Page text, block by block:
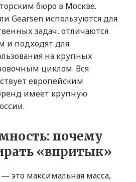
бюро в Москве.
Gearsen используются для
задач, отличаются
и подходят для
на крупных
циклом. Вся
европейским
имеет крупную
почему
«впритык»
это максимальная масса,